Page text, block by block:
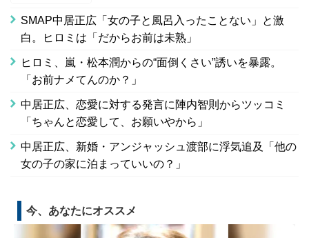
SMAP中居正広「女の子と風呂入ったことない」と激
白。ヒロミは「だからお前は未熟」
ヒロミ、嵐・松本潤からの“面倒くさい”誘いを暴露。
「お前ナメてんのか？」
中居正広、恋愛に対する発言に陣内智則からツッコミ
「ちゃんと恋愛して、お願いやから」
中居正広、新婚・アンジャッシュ渡部に浮気追及「他の
女の子の家に泊まっていいの？」
今、あなたにオススメ